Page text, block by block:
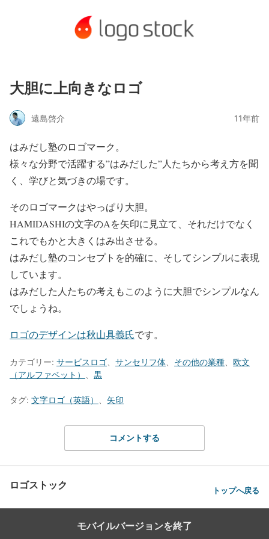
大胆に上向きなロゴ
遠島啓介 11年前
はみだし塾のロゴマーク。
様々な分野で活躍する”はみだした”人たちから考え方を聞
く、学びと気づきの場です。
そのロゴマークはやっぱり大胆。
HAMIDASHIの文字のAを矢印に見立て、それだけでなく
これでもかと大きくはみ出させる。
はみだし塾のコンセプトを的確に、そしてシンプルに表現
しています。
はみだした人たちの考えもこのように大胆でシンプルなん
でしょうね。
ロゴのデザインは秋山具義氏です。
カテゴリー: サービスロゴ サンセリフ体 その他の業種
欧文
（アルファベット）
黒
タグ: 文字ロゴ（英語） 矢印
コメントする
ロゴストック トップへ戻る
モバイルバージョンを終了